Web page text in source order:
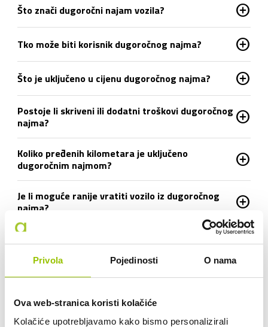
Privola Pojedinosti O nama
Ova web-stranica koristi kolačiće
Kolačiće upotrebljavamo kako bismo personalizirali
Što znači dugoročni najam vozila? add_circle
Tko može biti korisnik dugoročnog najma? add_circle
Što je uključeno u cijenu dugoročnog najma? add_circle
Postoje li skriveni ili dodatni troškovi dugoročnog
najma?
add_circle
Koliko pređenih kilometara je uključeno
dugoročnim najmom?
add_circle
Je li moguće ranije vratiti vozilo iz dugoročnog
najma?
add_circle
Što ako se auto pokvari tijekom uporabe? add_circle
Tko je vlasnik vozila? add_circle
Mogu li otkupiti vozilo po isteku dugoročnog
najma?